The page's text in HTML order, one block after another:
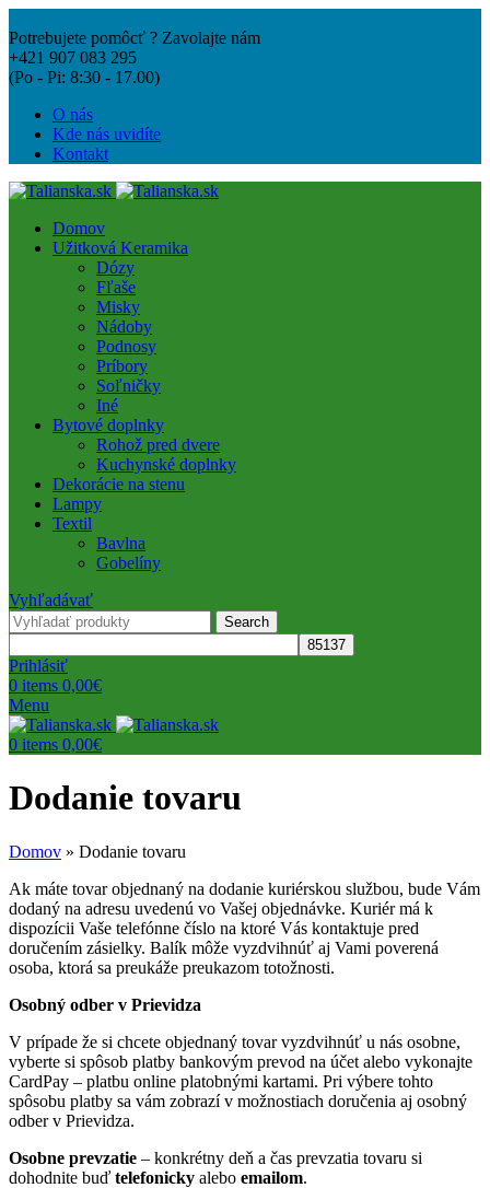
Potrebujete pomôcť ? Zavolajte nám
+421 907 083 295
(Po - Pi: 8:30 - 17.00)
O nás
Kde nás uvidíte
Kontakt
Domov
Užitková Keramika
Dózy
Fľaše
Misky
Nádoby
Podnosy
Príbory
Soľničky
Iné
Bytové doplnky
Rohož pred dvere
Kuchynské doplnky
Dekorácie na stenu
Lampy
Textil
Bavlna
Gobelíny
Vyhľadávať
Search
Prihlásiť
0 items 0,00€
Menu
0 items 0,00€
Dodanie tovaru
Domov » Dodanie tovaru
Ak máte tovar objednaný na dodanie kuriérskou službou, bude Vám
dodaný na adresu uvedenú vo Vašej objednávke. Kuriér má k
dispozícii Vaše telefónne číslo na ktoré Vás kontaktuje pred
doručením zásielky. Balík môže vyzdvihnúť aj Vami poverená
osoba, ktorá sa preukáže preukazom totožnosti.
Osobný odber v Prievidza
V prípade že si chcete objednaný tovar vyzdvihnúť u nás osobne,
vyberte si spôsob platby bankovým prevod na účet alebo vykonajte
CardPay – platbu online platobnými kartami. Pri výbere tohto
spôsobu platby sa vám zobrazí v možnostiach doručenia aj osobný
odber v Prievidza.
Osobne prevzatie – konkrétny deň a čas prevzatia tovaru si
dohodnite buď telefonicky alebo emailom.